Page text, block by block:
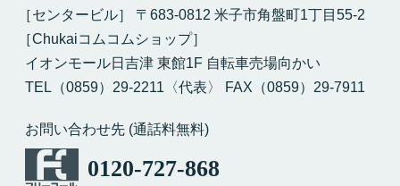
［センタービル］ 〒683-0812 米子市角盤町1丁目55-2
［Chukaiコムコムショップ］
イオンモール日吉津 東館1F 自転車売場向かい
TEL（0859）29-2211〈代表〉 FAX（0859）29-7911
お問い合わせ先 (通話料無料)
0120-727-868